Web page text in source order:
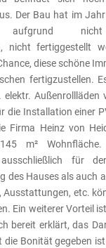
Der Bau hat im
nicht
nicht fertiggestellt
diese schöne
fertigzustellen.
elektr. Außenrollläden
die Installation einer
Firma Heinz von
m²
für
des Hauses als auch
Ausstattungen, etc.
Ein weiterer Vorteil
bereit erklärt, das
Bonität gegeben